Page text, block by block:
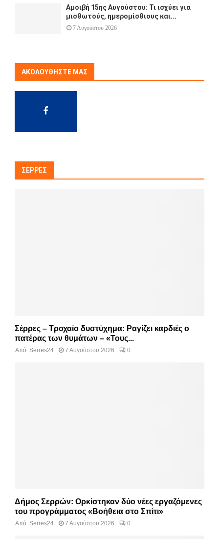
Αμοιβή 15ης Αυγούστου: Τι ισχύει για
μισθωτούς, ημερομίσθιους και...
7 Αυγούστου 2026
ΑΚΟΛΟΥΘΉΣΤΕ ΜΑΣ
ΣΈΡΡΕΣ
Σέρρες – Τροχαίο δυστύχημα: Ραγίζει καρδιές ο
πατέρας των θυμάτων – «Τους...
Από: Serres24 7 Αυγούστου 2026 0
Δήμος Σερρών: Ορκίστηκαν δύο νέες εργαζόμενες
του προγράμματος «Βοήθεια στο Σπίτι»
Από: Serres24 7 Αυγούστου 2026 0